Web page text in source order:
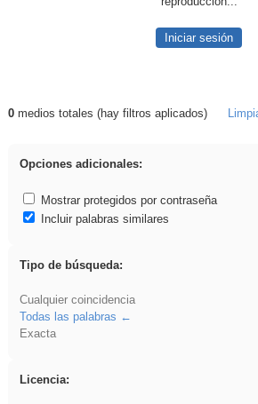
Iniciar sesión
Resultados de: Hisparob
0medios totales (hay filtros aplicados)
Opciones adicionales:
Mostrar protegidos por contraseña
Incluir palabras similares
Tipo de búsqueda:
Cualquier coincidencia
Todas las palabras
Exacta
Licencia: